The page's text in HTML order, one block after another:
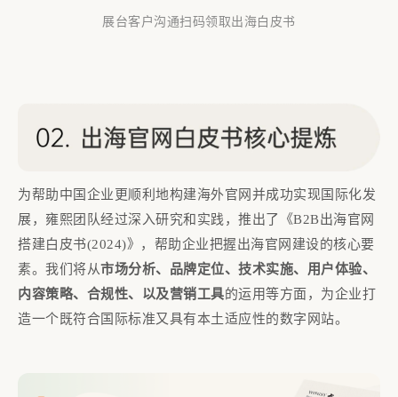
展台客户沟通扫码领取出海白皮书
为帮助中国企业更顺利地构建海外官网并成功实现国际化发
展，雍熙团队经过深入研究和实践，推出了《B2B出海官网
搭建白皮书(2024)》，帮助企业把握出海官网建设的核心要
素。我们将从市场分析、品牌定位、技术实施、用户体验、
内容策略、合规性、以及营销工具的运用等方面，为企业打
造一个既符合国际标准又具有本土适应性的数字网站。